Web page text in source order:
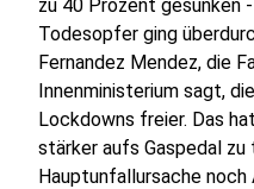
zu 40 Prozent gesunken
Todesopfer ging
Fernandez Mendez, die
Innenministerium sagt,
Lockdowns freier. Das
stärker aufs Gaspedal
Hauptunfallursache noch